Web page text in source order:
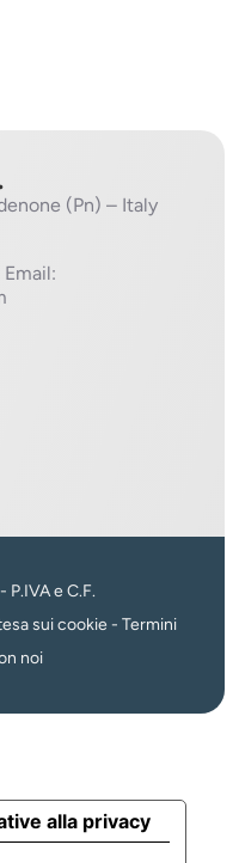
(Pn) – Italy
Email:
e C.F.
sui cookie - Termini
noi
alla privacy